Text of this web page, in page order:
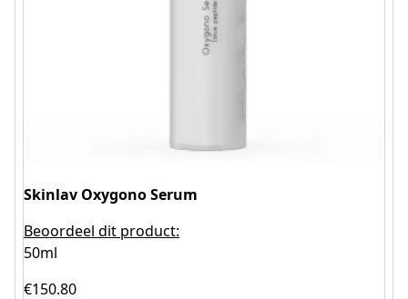
Skinlav Oxygono Serum
Beoordeel dit product:
50ml
€150.80